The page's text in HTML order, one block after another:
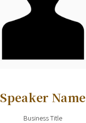
Speaker Name
Business Title